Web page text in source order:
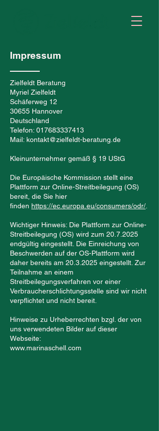
Impressum
Zielfeldt Beratung
Myriel Zielfeldt
Schäferweg 12
30655 Hannover
Deutschland
Telefon: 017683337413
Mail: kontakt@zielfeldt-beratung.de
Kleinunternehmer gemäß § 19 UStG
Die Europäische Kommission stellt eine
Plattform zur Online-Streitbeilegung (OS)
bereit, die Sie hier
finden https://ec.europa.eu/consumers/odr/
Wichtiger Hinweis: Die Plattform zur Online-
Streitbeilegung (OS) wird zum 20.7.2025
endgültig eingestellt. Die Einreichung von
Beschwerden auf der OS-Plattform wird
daher bereits am 20.3.2025 eingestellt. Zur
Teilnahme an einem
Streitbeilegungsverfahren vor einer
Verbraucherschlichtungsstelle sind wir nicht
verpflichtet und nicht bereit.
Hinweise zu Urheberrechten bzgl. der von
uns verwendeten Bilder auf dieser
Webseite:
www.marinaschell.com